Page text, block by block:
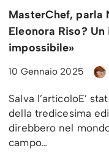
MasterChef, parla
Eleonora Riso?
impossibile»
10 Gennaio 2025
Salva l’articoloE’
della tredicesima
direbbero nel
campo…